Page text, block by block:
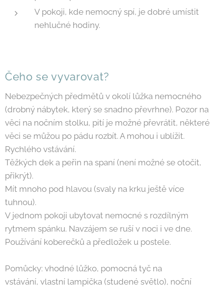
V pokoji, kde nemocný spí, je dobré umístit
nehlučné hodiny.
Čeho se vyvarovat?
Nebezpečných předmětů v okolí lůžka nemocného
(drobný nábytek, který se snadno převrhne). Pozor na
věci na nočním stolku, pití je možné převrátit, některé
věci se můžou po pádu rozbít. A mohou i ublížit.
Rychlého vstávání.
Těžkých dek a peřin na spaní (není možné se otočit,
přikrýt).
Mít mnoho pod hlavou (svaly na krku ještě více
tuhnou).
V jednom pokoji ubytovat nemocné s rozdílným
rytmem spánku. Navzájem se ruší v noci i ve dne.
Používání koberečků a předložek u postele.
Pomůcky: vhodné lůžko, pomocná tyč na
vstávání, vlastní lampička (studené světlo), noční